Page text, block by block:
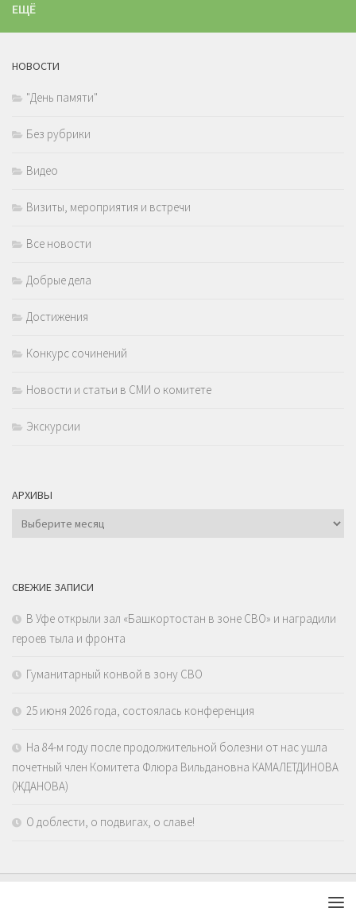
ЕЩЁ
НОВОСТИ
"День памяти"
Без рубрики
Видео
Визиты, мероприятия и встречи
Все новости
Добрые дела
Достижения
Конкурс сочинений
Новости и статьи в СМИ о комитете
Экскурсии
АРХИВЫ
Архивы
СВЕЖИЕ ЗАПИСИ
В Уфе открыли зал «Башкортостан в зоне СВО» и наградили
героев тыла и фронта
Гуманитарный конвой в зону СВО
25 июня 2026 года, состоялась конференция
На 84-м году после продолжительной болезни от нас ушла
почетный член Комитета Флюра Вильдановна КАМАЛЕТДИНОВА
(ЖДАНОВА)
О доблести, о подвигах, о славе!